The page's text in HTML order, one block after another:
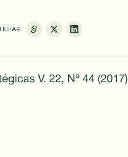
V. 22, Nº 44 (2017)